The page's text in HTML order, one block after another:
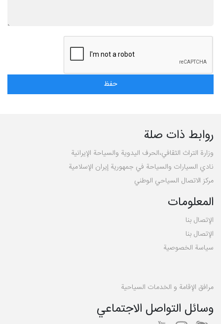
روابط ذات صلة
وزارة التراث الثقافي،الحرف اليدوية والسياحة الإيرانية
نادي السيارات والسياحة في جمهورية إيران الإسلامية
مركز الاتصال السياحي الوطني
المعلومات
الإتصال بنا
الإتصال بنا
سیاسة الخصوصية
مرافق الإقامة و الخدمات السياحية
وسائل التواصل الاجتماعي